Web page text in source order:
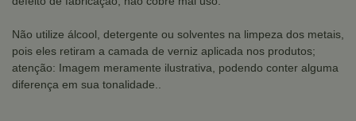
Não utilize álcool, detergente ou solventes na limpeza dos metais,
pois eles retiram a camada de verniz aplicada nos produtos;
atenção: Imagem meramente ilustrativa, podendo conter alguma
diferença em sua tonalidade..